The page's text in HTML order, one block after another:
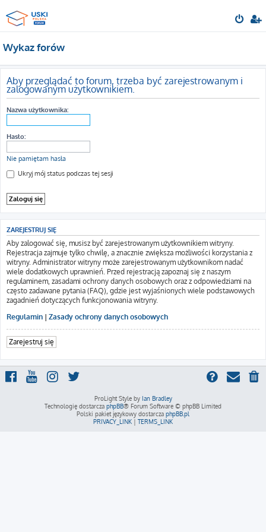
Wykaz forów
Aby przeglądać to forum, trzeba być zarejestrowanym i
zalogowanym użytkownikiem.
Nazwa użytkownika:
Hasło:
Nie pamiętam hasła
Ukryj mój status podczas tej sesji
ZAREJESTRUJ SIĘ
Aby zalogować się, musisz być zarejestrowanym użytkownikiem witryny.
Rejestracja zajmuje tylko chwilę, a znacznie zwiększa możliwości korzystania z
witryny. Administrator witryny może zarejestrowanym użytkownikom nadać
wiele dodatkowych uprawnień. Przed rejestracją zapoznaj się z naszym
regulaminem, zasadami ochrony danych osobowych oraz z odpowiedziami na
często zadawane pytania (FAQ), gdzie jest wyjaśnionych wiele podstawowych
zagadnień dotyczących funkcjonowania witryny.
Regulamin | Zasady ochrony danych osobowych
Zarejestruj się
ProLight Style by Ian Bradley
Technologię dostarcza phpBB® Forum Software © phpBB Limited
Polski pakiet językowy dostarcza phpBB.pl
PRIVACY_LINK | TERMS_LINK